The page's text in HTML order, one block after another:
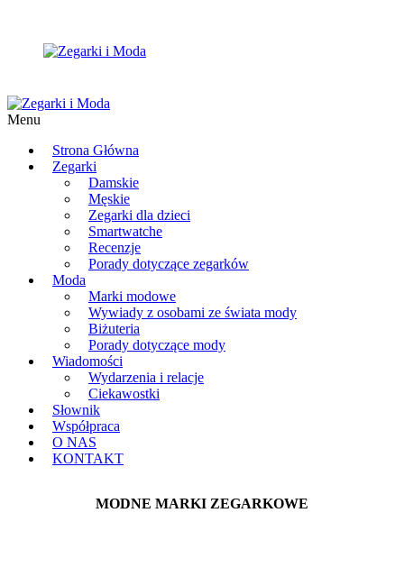
Menu
Strona Główna
Zegarki
Damskie
Męskie
Zegarki dla dzieci
Smartwatche
Recenzje
Porady dotyczące zegarków
Moda
Marki modowe
Wywiady z osobami ze świata mody
Biżuteria
Porady dotyczące mody
Wiadomości
Wydarzenia i relacje
Ciekawostki
Słownik
Współpraca
O NAS
KONTAKT
MODNE MARKI ZEGARKOWE